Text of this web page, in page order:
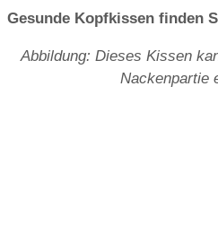
Gesunde Kopfkissen finden
Abbildung: Dieses Kissen
Nackenpartie